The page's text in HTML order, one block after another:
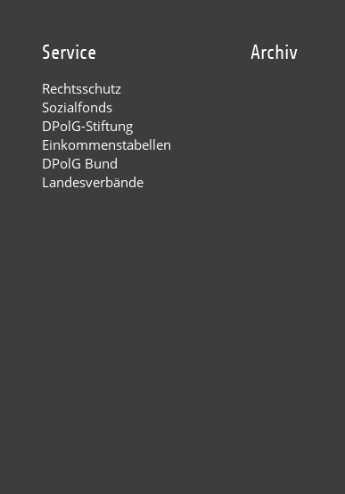
Service
Rechtsschutz
Sozialfonds
DPolG-Stiftung
Einkommenstabellen
DPolG Bund
Landesverbände
Archiv